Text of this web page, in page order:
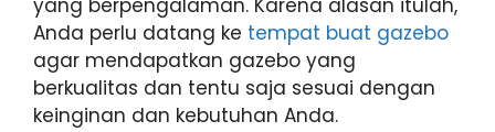
Anda perlu datang ke tempat buat gazebo
agar mendapatkan gazebo yang
berkualitas dan tentu saja sesuai dengan
keinginan dan kebutuhan Anda.